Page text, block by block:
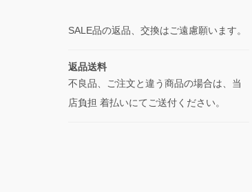
SALE品の返品、交換はご遠慮願います。
返品送料
不良品、ご注文と違う商品の場合は、当
店負担 着払いにてご送付ください。